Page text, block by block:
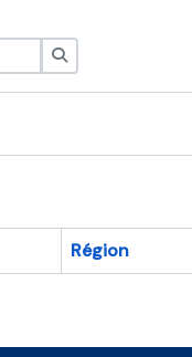
Région